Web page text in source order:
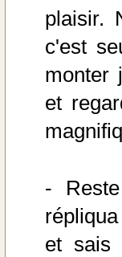
plaisir.
c'est
monter
et
-
et sais